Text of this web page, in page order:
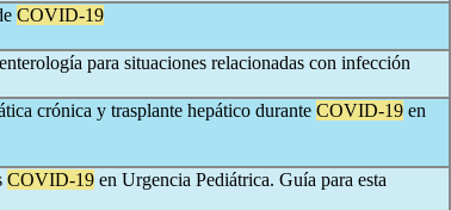
COVID-19
para situaciones relacionadas con infección
crónica y trasplante hepático durante COVID-19 en
COVID-19 en Urgencia Pediátrica. Guía para esta